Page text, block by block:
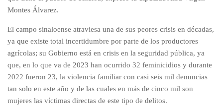
Montes Álvarez.
El campo sinaloense atraviesa una de sus peores crisis en décadas,
ya que existe total incertidumbre por parte de los productores
agrícolas; su Gobierno está en crisis en la seguridad pública, ya
que, en lo que va de 2023 han ocurrido 32 feminicidios y durante
2022 fueron 23, la violencia familiar con casi seis mil denuncias
tan solo en este año y de las cuales en más de cinco mil son
mujeres las víctimas directas de este tipo de delitos.